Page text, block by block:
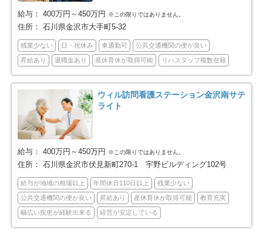
給与： 400万円～450万円 ※この限りではありません。
住所： 石川県金沢市大手町5-32
残業少ない 日・祝休み 車通勤可 公共交通機関の便が良い
昇給あり 退職金あり 産休育休が取得可能 リハスタッフ複数在籍
ウィル訪問看護ステーション金沢南サテ
ライト
給与： 400万円～450万円 ※この限りではありません。
住所： 石川県金沢市伏見新町270-1 宇野ビルディング102号
給与が地域の相場以上 年間休日110日以上 残業少ない
公共交通機関の便が良い 昇給あり 産休育休が取得可能 教育充実
幅広い疾患が経験出来る 経営が安定している